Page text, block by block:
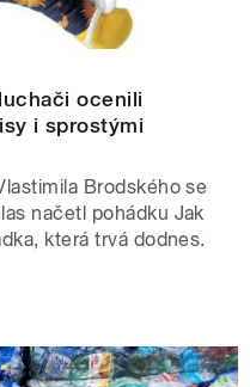
ocenili
i sprostými
Brodského se
načetl pohádku Jak
která trvá dodnes.